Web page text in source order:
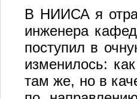
В НИИСА я
инженера
поступил в
изменилось:
там же, но в